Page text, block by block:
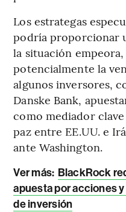
Los estrategas
podría proporcionar
la situación
potencialmente la
algunos inversores,
Danske Bank,
como mediador
paz entre EE.UU. e
ante Washington.
Ver más: BlackRock
apuesta por acciones
de inversión